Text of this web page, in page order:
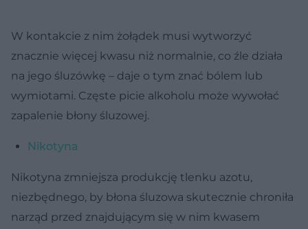
W kontakcie z nim żołądek musi wytworzyć
znacznie więcej kwasu niż normalnie, co źle działa
na jego śluzówkę – daje o tym znać bólem lub
wymiotami. Częste picie alkoholu może wywołać
zapalenie błony śluzowej.
Nikotyna
Nikotyna zmniejsza produkcję tlenku azotu,
niezbędnego, by błona śluzowa skutecznie chroniła
narząd przed znajdującym się w nim kwasem